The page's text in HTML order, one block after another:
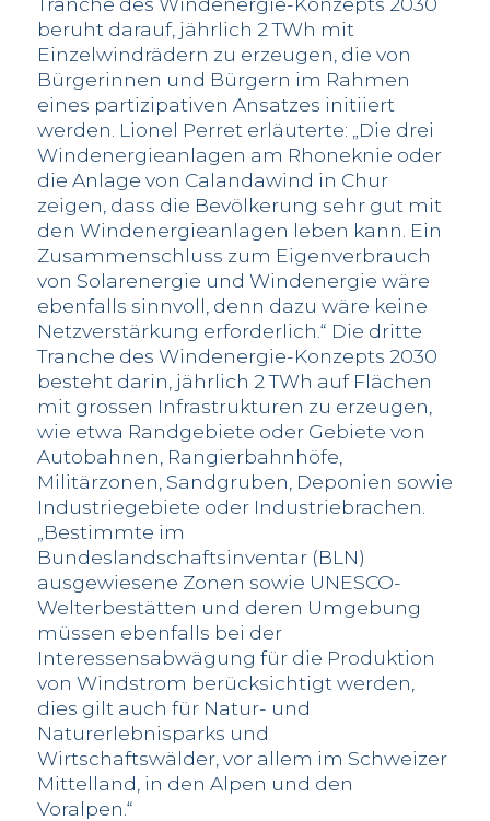
beruht darauf, jährlich 2 TWh mit
Einzelwindrädern zu erzeugen, die von
Bürgerinnen und Bürgern im Rahmen
eines partizipativen Ansatzes initiiert
werden. Lionel Perret erläuterte: „Die drei
Windenergieanlagen am Rhoneknie oder
die Anlage von Calandawind in Chur
zeigen, dass die Bevölkerung sehr gut mit
den Windenergieanlagen leben kann. Ein
Zusammenschluss zum Eigenverbrauch
von Solarenergie und Windenergie wäre
ebenfalls sinnvoll, denn dazu wäre keine
Netzverstärkung erforderlich.“ Die dritte
Tranche des Windenergie-Konzepts 2030
besteht darin, jährlich 2 TWh auf Flächen
mit grossen Infrastrukturen zu erzeugen,
wie etwa Randgebiete oder Gebiete von
Autobahnen, Rangierbahnhöfe,
Militärzonen, Sandgruben, Deponien sowie
Industriegebiete oder Industriebrachen.
„Bestimmte im
Bundeslandschaftsinventar (BLN)
ausgewiesene Zonen sowie UNESCO-
Welterbestätten und deren Umgebung
müssen ebenfalls bei der
Interessensabwägung für die Produktion
von Windstrom berücksichtigt werden,
dies gilt auch für Natur- und
Naturerlebnisparks und
Wirtschaftswälder, vor allem im Schweizer
Mittelland, in den Alpen und den
Voralpen.“